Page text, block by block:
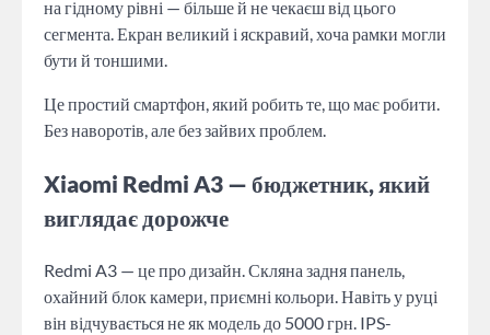
на гідному рівні — більше й не чекаєш від цього
сегмента. Екран великий і яскравий, хоча рамки могли
бути й тоншими.
Це простий смартфон, який робить те, що має робити.
Без наворотів, але без зайвих проблем.
Xiaomi Redmi A3 — бюджетник, який
виглядає дорожче
Redmi A3 — це про дизайн. Скляна задня панель,
охайний блок камери, приємні кольори. Навіть у руці
він відчувається не як модель до 5000 грн. IPS-